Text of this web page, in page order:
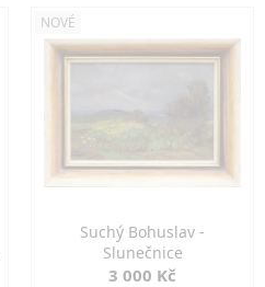
NOVÉ
Suchý Bohuslav -
Slunečnice
3 000 Kč